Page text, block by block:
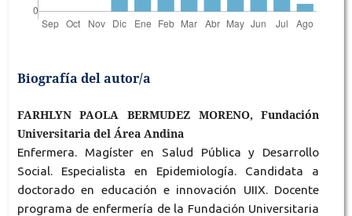
Biografía del autor/a
FARHLYN PAOLA BERMUDEZ MORENO, Fundación
Universitaria del Área Andina
Enfermera. Magíster en Salud Pública y Desarrollo
Social. Especialista en Epidemiología. Candidata a
doctorado en educación e innovación UIIX. Docente
programa de enfermería de la Fundación Universitaria